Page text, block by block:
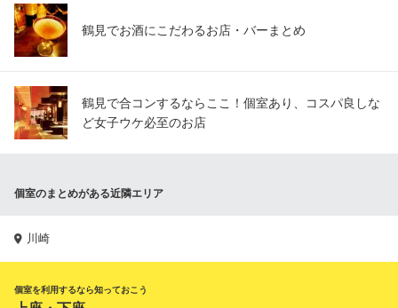
鶴見でお酒にこだわるお店・バーまとめ
鶴見で合コンするならここ！個室あり、コスパ良しな
ど女子ウケ必至のお店
個室のまとめがある近隣エリア
川崎
個室を利用するなら知っておこう